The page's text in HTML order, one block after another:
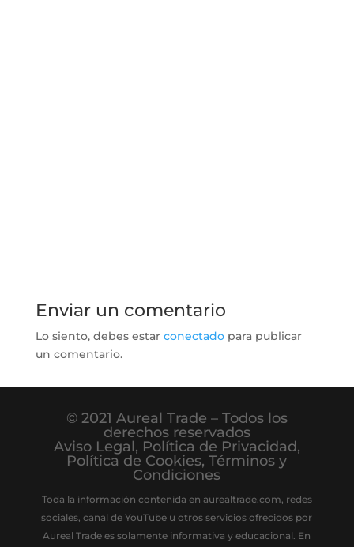
Enviar un comentario
Lo siento, debes estar conectadopara publicar
un comentario.
© 2021 Aureal Trade – Todos los
derechos reservados
Aviso Legal, Política de Privacidad,
Política de Cookies,Términos y
Condiciones
Toda la información contenida en aurealtrade.com, redes
sociales, canal de YouTube u otros servicios ofrecidos por
Aureal Trade es solamente informativa y educacional. En